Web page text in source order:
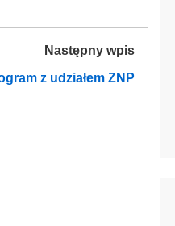
Następny wpis
z udziałem ZNP